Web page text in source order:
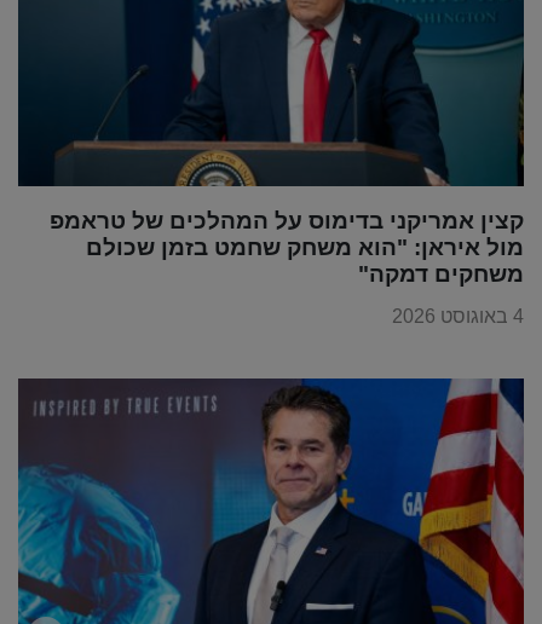
קצין אמריקני בדימוס על המהלכים של טראמפ
מול איראן: "הוא משחק שחמט בזמן שכולם
משחקים דמקה"
4 באוגוסט 2026